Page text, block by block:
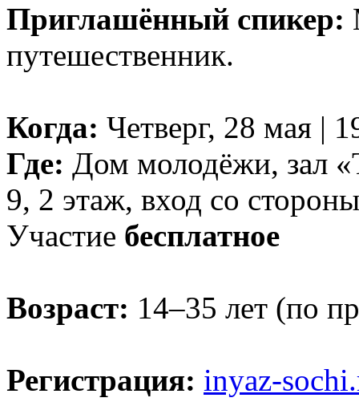
Приглашённый спикер:
путешественник.
Когда: Четверг, 28 мая |
Где: Дом молодёжи, зал
9, 2 этаж, вход со
Участие бесплатное
Возраст: 14–35 лет (по
Регистрация: inyaz-